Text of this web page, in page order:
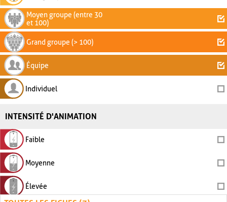
Moyen groupe (entre 30
et 100)
Grand groupe (> 100)
Équipe
Individuel
INTENSITÉ D'ANIMATION
Faible
Moyenne
Élevée